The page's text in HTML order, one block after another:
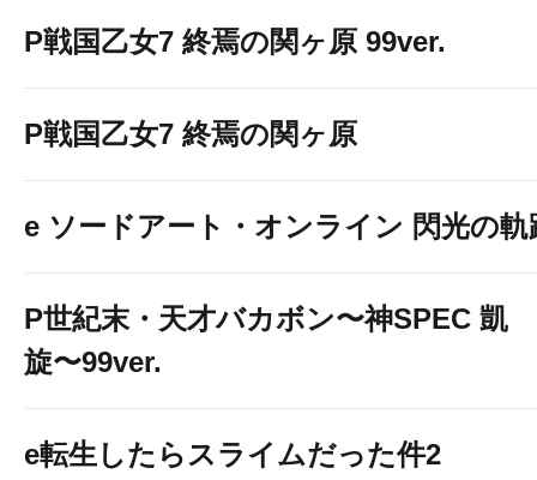
お友達追加はこちらから！
☆
P戦国乙女7 終焉の関ヶ原 99ver.
P戦国乙女7 終焉の関ヶ原
e ソードアート・オンライン 閃光の軌
P世紀末・天才バカボン〜神SPEC 凱
旋〜99ver.
e転生したらスライムだった件2